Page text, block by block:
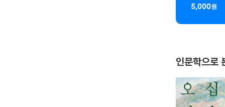
5,000원
인문학으로